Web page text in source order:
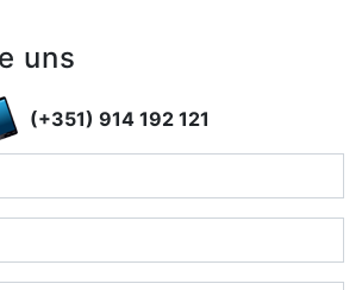
uns
(+351) 914 192 121